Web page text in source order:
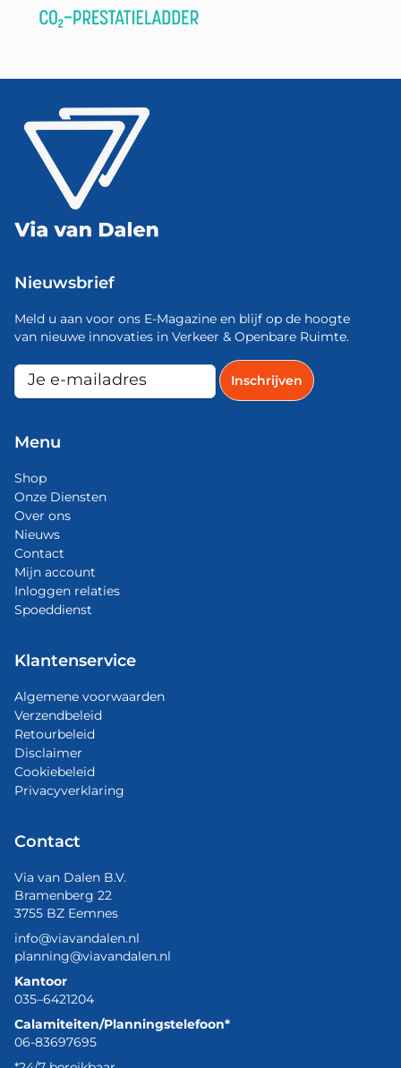
Nieuwsbrief
Meld u aan voor ons E-Magazine en blijf op de hoogte
van nieuwe innovaties in Verkeer & Openbare Ruimte.
Menu
Shop
Onze Diensten
Over ons
Nieuws
Contact
Mijn account
Inloggen relaties
Spoeddienst
Klantenservice
Algemene voorwaarden
Verzendbeleid
Retourbeleid
Disclaimer
Cookiebeleid
Privacyverklaring
Contact
Via van Dalen B.V.
Bramenberg 22
3755 BZ Eemnes
info@viavandalen.nl
planning@viavandalen.nl
Kantoor
035–6421204
Calamiteiten/Planningstelefoon*
06-83697695